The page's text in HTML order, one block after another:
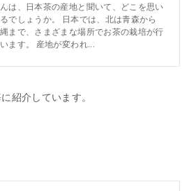
は、日本茶の産地と聞いて、どこを思い
でしょうか。 日本では、北は青森から
まで、さまざまな場所でお茶の栽培が行
ます。 産地が変われ...
紹介しています。